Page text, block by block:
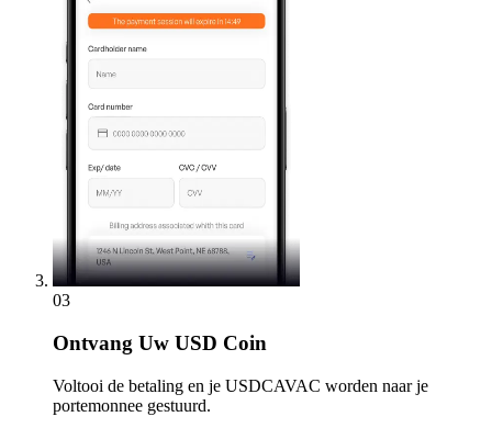
03
Ontvang Uw USD Coin
Voltooi de betaling en je USDCAVAC worden naar je
portemonnee gestuurd.